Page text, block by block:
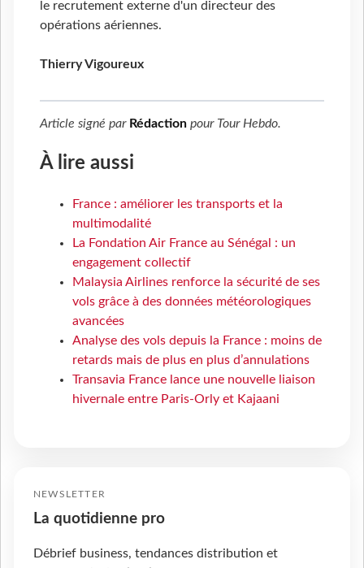
le recrutement externe d'un directeur des
opérations aériennes.
Thierry Vigoureux
Article signé par Rédaction pour Tour Hebdo.
À lire aussi
France : améliorer les transports et la
multimodalité
La Fondation Air France au Sénégal : un
engagement collectif
Malaysia Airlines renforce la sécurité de ses
vols grâce à des données météorologiques
avancées
Analyse des vols depuis la France : moins de
retards mais de plus en plus d’annulations
Transavia France lance une nouvelle liaison
hivernale entre Paris-Orly et Kajaani
NEWSLETTER
La quotidienne pro
Débrief business, tendances distribution et